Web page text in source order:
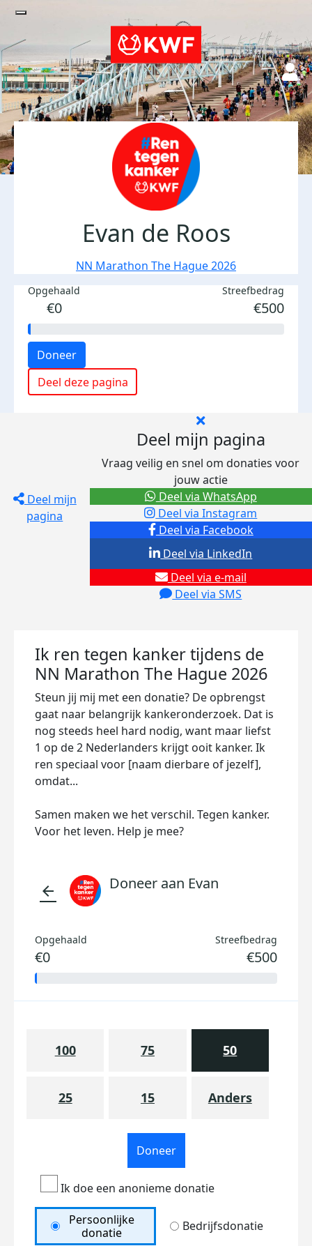
Evan de Roos
NN Marathon The Hague 2026
Opgehaald
€0
Streefbedrag
€500
Doneer
Deel deze pagina
Deel mijn
pagina
Deel mijn pagina
Vraag veilig en snel om donaties voor
jouw actie
Deel via Facebook
Deel via Instagram
Deel via e-mail
Deel via SMS
Deel via LinkedIn
Deel via WhatsApp
Ik ren tegen kanker tijdens de
NN Marathon The Hague 2026
Steun jij mij met een donatie? De opbrengst
gaat naar belangrijk kankeronderzoek. Dat is
nog steeds heel hard nodig, want maar liefst
1 op de 2 Nederlanders krijgt ooit kanker. Ik
ren speciaal voor [naam dierbare of jezelf],
omdat...
Samen maken we het verschil. Tegen kanker.
Voor het leven. Help je mee?
arrow_back Doneer aan Evan
Opgehaald
€0
Streefbedrag
€500
100 75 50
25 15 Anders
Doneer
Ik doe een anonieme donatie
Persoonlijke
donatie
Bedrijfsdonatie